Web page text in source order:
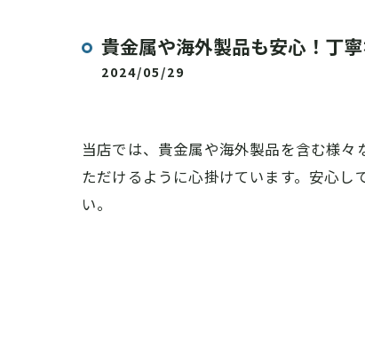
貴金属や海外製品も安心！丁
2024/05/29
当店では、貴金属や海外製品を含む様
ただけるように心掛けています。安心
い。